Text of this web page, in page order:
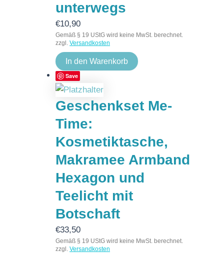
unterwegs
€10,90
Gemäß § 19 UStG wird keine MwSt. berechnet.
zzgl. Versandkosten
In den Warenkorb
Save
Geschenkset Me-
Time:
Kosmetiktasche,
Makramee Armband
Hexagon und
Teelicht mit
Botschaft
€33,50
Gemäß § 19 UStG wird keine MwSt. berechnet.
zzgl. Versandkosten